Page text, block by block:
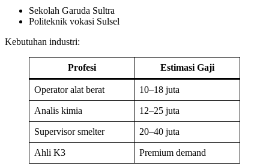
Sekolah Garuda Sultra
Politeknik vokasi Sulsel
Kebutuhan industri:
Profesi Estimasi Gaji
Operator alat berat 10–18 juta
Analis kimia 12–25 juta
Supervisor smelter 20–40 juta
Ahli K3 Premium demand